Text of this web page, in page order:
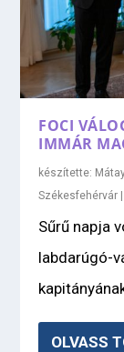
FOCI
IMMÁR
készítette:
Székesfehérvár
Sűrű napja
labdarúgó-
OLVASS